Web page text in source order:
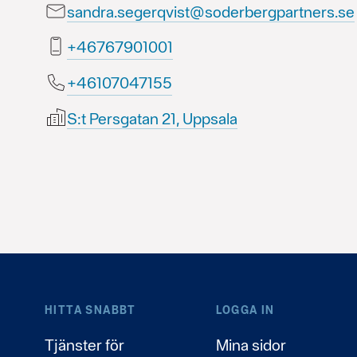
sandra.segerqvist@soderbergpartners.se
10010976764+
55174070164+
S:t Persgatan 21, Uppsala
HITTA SNABBT
Tjänster för
LOGGA IN
Mina sidor